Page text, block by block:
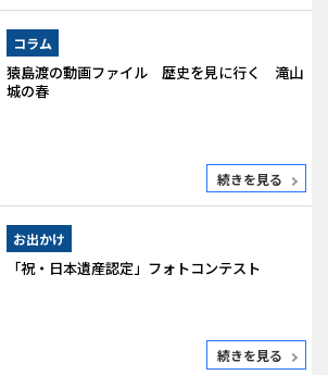
コラム
猿島渡の動画ファイル 歴史を見に行く 滝山
城の春
続きを見る
お出かけ
「祝・日本遺産認定」フォトコンテスト
続きを見る